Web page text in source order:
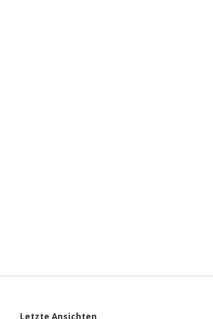
Letzte Ansichten